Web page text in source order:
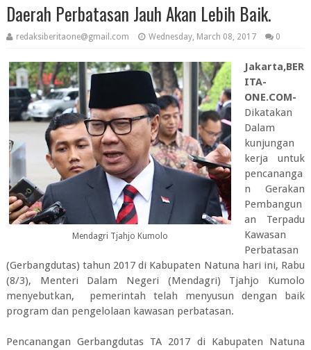
Daerah Perbatasan Jauh Akan Lebih Baik.
redaksiberitaone@gmail.com Wednesday, March 08, 2017 0
Mendagri Tjahjo Kumolo
Jakarta,BER
ITA-
ONE.COM-
Dikatakan
Dalam
kunjungan
kerja untuk
pencananga
n Gerakan
Pembangun
an Terpadu
Kawasan
Perbatasan
(Gerbangdutas) tahun 2017 di Kabupaten Natuna hari ini, Rabu
(8/3), Menteri Dalam Negeri (Mendagri) Tjahjo Kumolo
menyebutkan, pemerintah telah menyusun dengan baik
program dan pengelolaan kawasan perbatasan.
Pencanangan Gerbangdutas TA 2017 di Kabupaten Natuna